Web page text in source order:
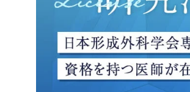
TCBグループは、取り扱う個
壊・改ざんおよび漏洩等を防
【個人情報の共同利用について
TCBグループは、【利用目的
なお、共同利用にあたっては